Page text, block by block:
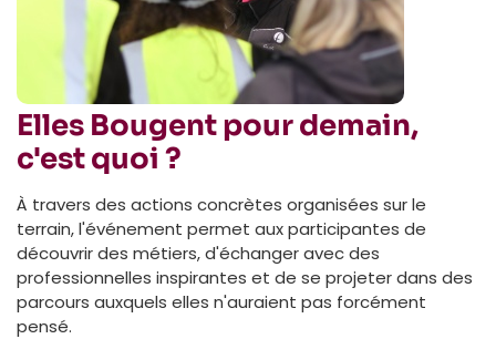
Elles Bougent pour demain,
c'est quoi ?
À travers des actions concrètes organisées sur le
terrain, l'événement permet aux participantes de
découvrir des métiers, d'échanger avec des
professionnelles inspirantes et de se projeter dans des
parcours auxquels elles n'auraient pas forcément
pensé.